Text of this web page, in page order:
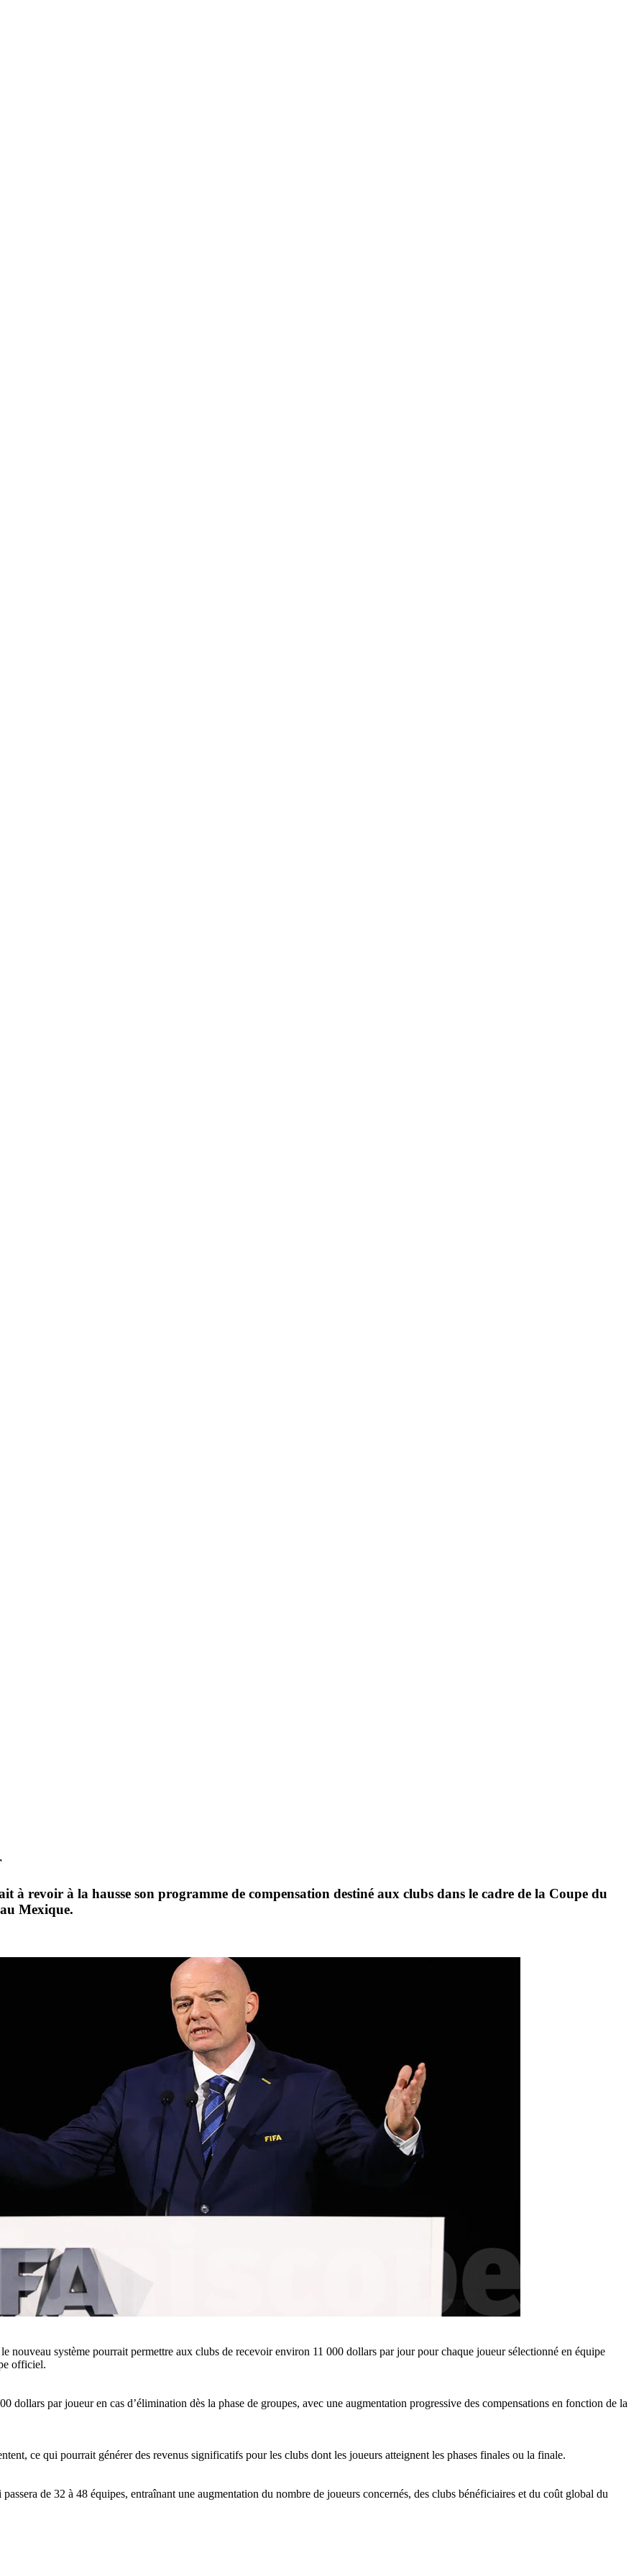
à revoir à la hausse son programme de compensation destiné aux clubs dans le cadre de la Coupe du
Mexique.
nouveau système pourrait permettre aux clubs de recevoir environ 11 000 dollars par jour pour chaque joueur sélectionné en équipe
officiel.
dollars par joueur en cas d’élimination dès la phase de groupes, avec une augmentation progressive des compensations en fonction de la
ce qui pourrait générer des revenus significatifs pour les clubs dont les joueurs atteignent les phases finales ou la finale.
de 32 à 48 équipes, entraînant une augmentation du nombre de joueurs concernés, des clubs bénéficiaires et du coût global du